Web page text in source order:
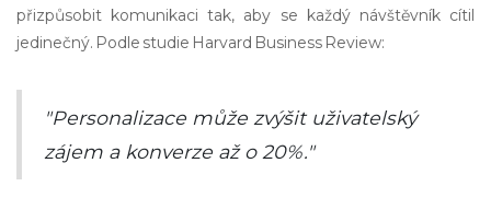
přizpůsobit komunikaci tak, aby se každý návštěvník cítil
jedinečný. Podle studie Harvard Business Review:
"Personalizace může zvýšit uživatelský
zájem a konverze až o 20%."